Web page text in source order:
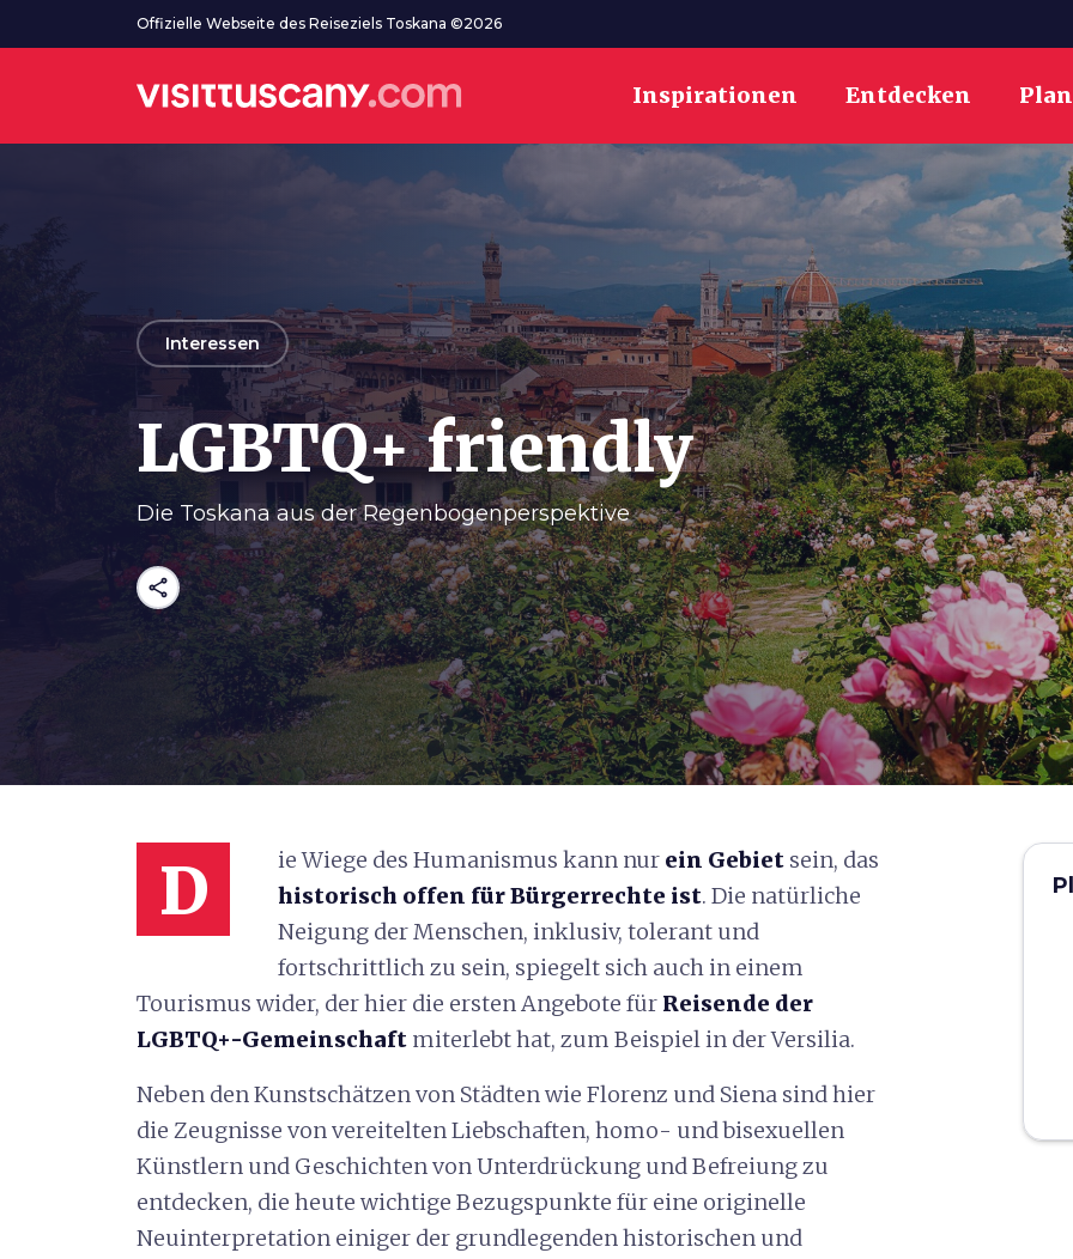
Zum HauptinhaltOffizielle Webseite des Reiseziels Toskana ©2026
Inspirationen Entdecken
arrow_backInteressen
LGBTQ+ friendly
Die Toskana aus der Regenbogenperspektive
share
D ie Wiege des Humanismus kann nur ein Gebiet sein, das
historisch offen für Bürgerrechte ist. Die natürliche
Neigung der Menschen, inklusiv, tolerant und
fortschrittlich zu sein, spiegelt sich auch in einem
Tourismus wider, der hier die ersten Angebote für Reisende der
LGBTQ+-Gemeinschaft miterlebt hat, zum Beispiel in der Versilia.
Neben den Kunstschätzen von Städten wie Florenz und Siena sind hier
die Zeugnisse von vereitelten Liebschaften, homo- und bisexuellen
Künstlern und Geschichten von Unterdrückung und Befreiung zu
entdecken, die heute wichtige Bezugspunkte für eine originelle
Neuinterpretation einiger der grundlegenden historischen und